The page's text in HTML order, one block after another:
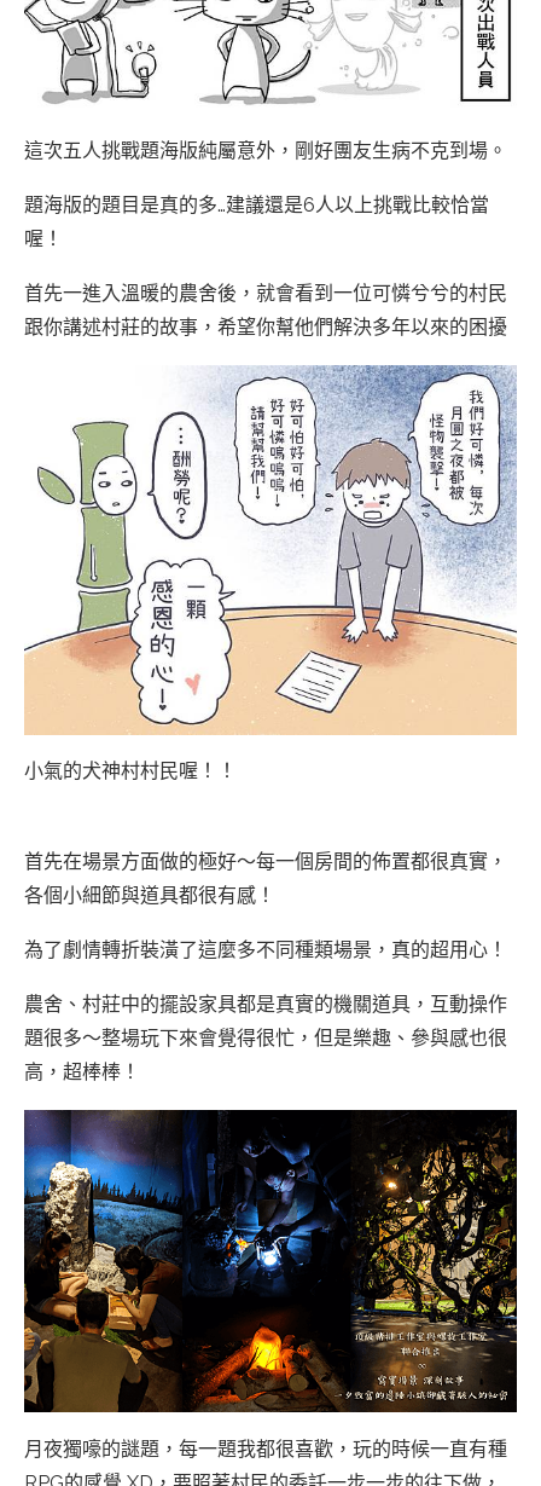
這次五人挑戰題海版純屬意外，剛好團友生病不克到場。
題海版的題目是真的多…建議還是6人以上挑戰比較恰當
喔！
首先一進入溫暖的農舍後，就會看到一位可憐兮兮的村民
跟你講述村莊的故事，希望你幫他們解決多年以來的困擾
小氣的犬神村村民喔！！
首先在場景方面做的極好～每一個房間的佈置都很真實，
各個小細節與道具都很有感！
為了劇情轉折裝潢了這麼多不同種類場景，真的超用心！
農舍、村莊中的擺設家具都是真實的機關道具，互動操作
題很多～整場玩下來會覺得很忙，但是樂趣、參與感也很
高，超棒棒！
月夜獨嚎的謎題，每一題我都很喜歡，玩的時候一直有種